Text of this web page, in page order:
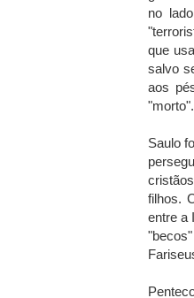
no
que
salvo
aos
Saulo
filhos.
entre a